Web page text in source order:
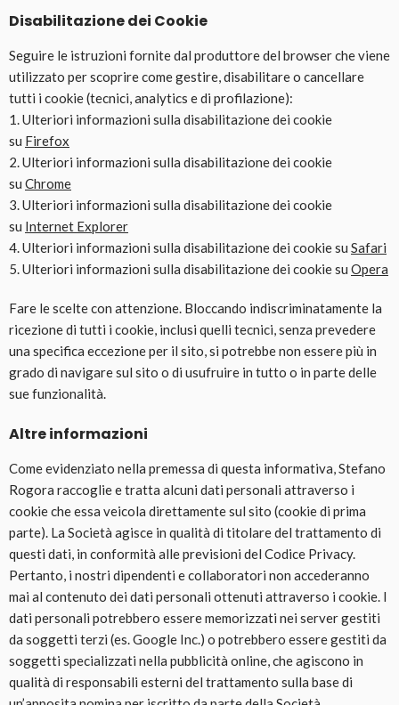
Disabilitazione dei Cookie
Seguire le istruzioni fornite dal produttore del browser che viene
utilizzato per scoprire come gestire, disabilitare o cancellare
tutti i cookie (tecnici, analytics e di profilazione):
1. Ulteriori informazioni sulla disabilitazione dei cookie
su Firefox
2. Ulteriori informazioni sulla disabilitazione dei cookie
su Chrome
3. Ulteriori informazioni sulla disabilitazione dei cookie
su Internet Explorer
4. Ulteriori informazioni sulla disabilitazione dei cookie su Safari
5. Ulteriori informazioni sulla disabilitazione dei cookie su Opera
Fare le scelte con attenzione. Bloccando indiscriminatamente la
ricezione di tutti i cookie, inclusi quelli tecnici, senza prevedere
una specifica eccezione per il sito, si potrebbe non essere più in
grado di navigare sul sito o di usufruire in tutto o in parte delle
sue funzionalità.
Altre informazioni
Come evidenziato nella premessa di questa informativa, Stefano
Rogora raccoglie e tratta alcuni dati personali attraverso i
cookie che essa veicola direttamente sul sito (cookie di prima
parte). La Società agisce in qualità di titolare del trattamento di
questi dati, in conformità alle previsioni del Codice Privacy.
Pertanto, i nostri dipendenti e collaboratori non accederanno
mai al contenuto dei dati personali ottenuti attraverso i cookie. I
dati personali potrebbero essere memorizzati nei server gestiti
da soggetti terzi (es. Google Inc.) o potrebbero essere gestiti da
soggetti specializzati nella pubblicità online, che agiscono in
qualità di responsabili esterni del trattamento sulla base di